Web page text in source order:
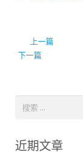
上一篇
下一篇
近期文章